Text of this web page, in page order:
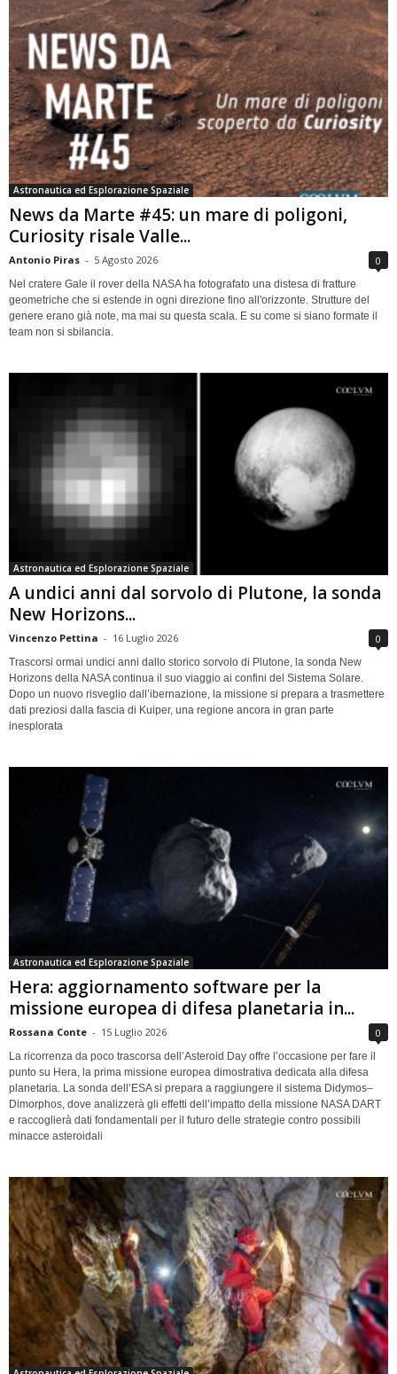
Astronautica ed Esplorazione Spaziale
News da Marte #45: un mare di poligoni,
Curiosity risale Valle...
Antonio Piras - 5 Agosto 2026 0
Nel cratere Gale il rover della NASA ha fotografato una distesa di fratture
geometriche che si estende in ogni direzione fino all'orizzonte. Strutture del
genere erano già note, ma mai su questa scala. E su come si siano formate il
team non si sbilancia.
Astronautica ed Esplorazione Spaziale
A undici anni dal sorvolo di Plutone, la sonda
New Horizons...
Vincenzo Pettina - 16 Luglio 2026 0
Trascorsi ormai undici anni dallo storico sorvolo di Plutone, la sonda New
Horizons della NASA continua il suo viaggio ai confini del Sistema Solare.
Dopo un nuovo risveglio dall’ibernazione, la missione si prepara a trasmettere
dati preziosi dalla fascia di Kuiper, una regione ancora in gran parte
inesplorata
Astronautica ed Esplorazione Spaziale
Hera: aggiornamento software per la
missione europea di difesa planetaria in...
Rossana Conte - 15 Luglio 2026 0
La ricorrenza da poco trascorsa dell’Asteroid Day offre l’occasione per fare il
punto su Hera, la prima missione europea dimostrativa dedicata alla difesa
planetaria. La sonda dell’ESA si prepara a raggiungere il sistema Didymos–
Dimorphos, dove analizzerà gli effetti dell’impatto della missione NASA DART
e raccoglierà dati fondamentali per il futuro delle strategie contro possibili
minacce asteroidali